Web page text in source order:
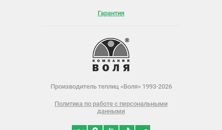
Гарантия
Производитель теплиц «Воля» 1993-2026
Политика по работе с персональными
данными